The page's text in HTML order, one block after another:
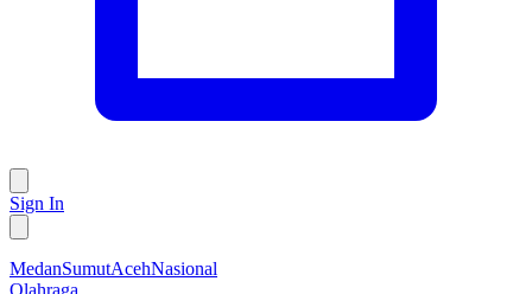
Sign In
MedanSumutAcehNasional
Olahraga